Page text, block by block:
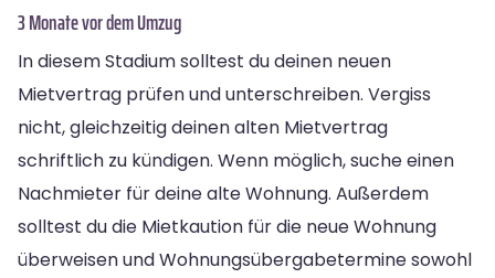
3 Monate vor dem Umzug
In diesem Stadium solltest du deinen neuen
Mietvertrag prüfen und unterschreiben. Vergiss
nicht, gleichzeitig deinen alten Mietvertrag
schriftlich zu kündigen. Wenn möglich, suche einen
Nachmieter für deine alte Wohnung. Außerdem
solltest du die Mietkaution für die neue Wohnung
überweisen und Wohnungsübergabetermine sowohl